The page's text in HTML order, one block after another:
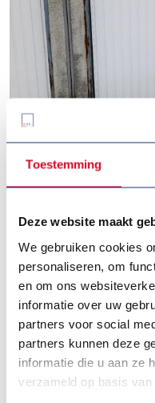
Toestemming
Deze website maakt
We gebruiken cookies
personaliseren, om
en om ons
informatie over uw
partners voor social
partners kunnen deze
informatie die u aan ze
verzameld op basis